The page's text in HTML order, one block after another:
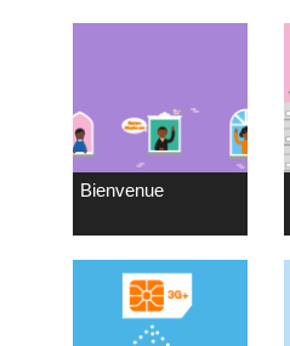
Bienvenue